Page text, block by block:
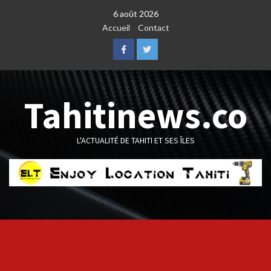
6 août 2026
Accueil
Contact
FacebookTwitter
Tahitinews.co
L'ACTUALITÉ DE TAHITI ET SES ÎLES